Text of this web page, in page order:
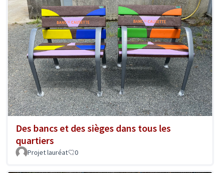
Des bancs et des sièges dans tous les
quartiers
Projet lauréat 0